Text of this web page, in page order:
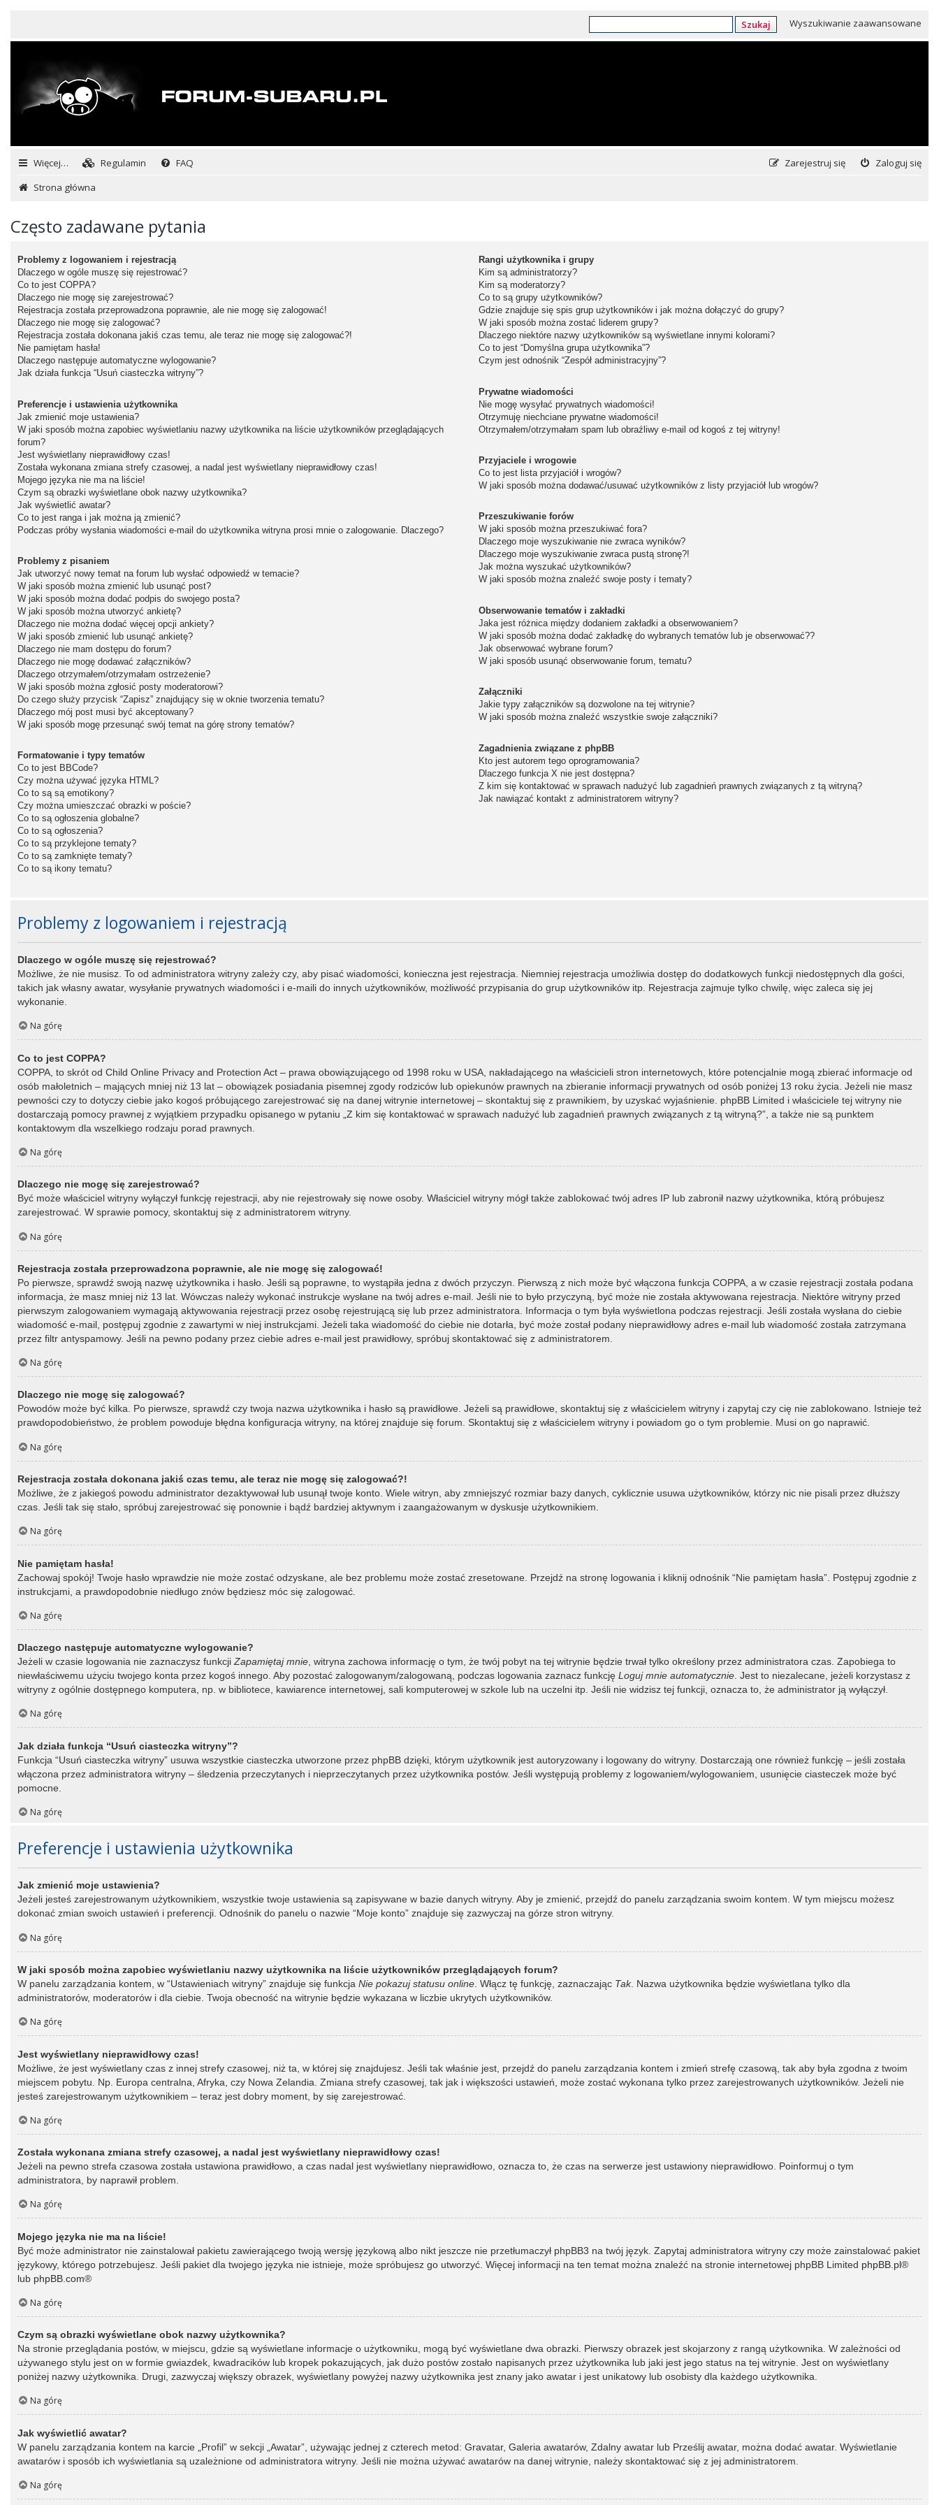
Szukaj Wyszukiwanie zaawansowane
Więcej… Regulamin FAQ Zaloguj się
Zarejestruj się
Strona główna
Często zadawane pytania
Problemy z logowaniem i rejestracją
Dlaczego w ogóle muszę się rejestrować?
Co to jest COPPA?
Dlaczego nie mogę się zarejestrować?
Rejestracja została przeprowadzona poprawnie, ale nie mogę się zalogować!
Dlaczego nie mogę się zalogować?
Rejestracja została dokonana jakiś czas temu, ale teraz nie mogę się zalogować?!
Nie pamiętam hasła!
Dlaczego następuje automatyczne wylogowanie?
Jak działa funkcja “Usuń ciasteczka witryny”?
Preferencje i ustawienia użytkownika
Jak zmienić moje ustawienia?
W jaki sposób można zapobiec wyświetlaniu nazwy użytkownika na liście użytkowników przeglądających
forum?
Jest wyświetlany nieprawidłowy czas!
Została wykonana zmiana strefy czasowej, a nadal jest wyświetlany nieprawidłowy czas!
Mojego języka nie ma na liście!
Czym są obrazki wyświetlane obok nazwy użytkownika?
Jak wyświetlić awatar?
Co to jest ranga i jak można ją zmienić?
Podczas próby wysłania wiadomości e-mail do użytkownika witryna prosi mnie o zalogowanie. Dlaczego?
Problemy z pisaniem
Jak utworzyć nowy temat na forum lub wysłać odpowiedź w temacie?
W jaki sposób można zmienić lub usunąć post?
W jaki sposób można dodać podpis do swojego posta?
W jaki sposób można utworzyć ankietę?
Dlaczego nie można dodać więcej opcji ankiety?
W jaki sposób zmienić lub usunąć ankietę?
Dlaczego nie mam dostępu do forum?
Dlaczego nie mogę dodawać załączników?
Dlaczego otrzymałem/otrzymałam ostrzeżenie?
W jaki sposób można zgłosić posty moderatorowi?
Do czego służy przycisk “Zapisz” znajdujący się w oknie tworzenia tematu?
Dlaczego mój post musi być akceptowany?
W jaki sposób mogę przesunąć swój temat na górę strony tematów?
Formatowanie i typy tematów
Co to jest BBCode?
Czy można używać języka HTML?
Co to są są emotikony?
Czy można umieszczać obrazki w poście?
Co to są ogłoszenia globalne?
Co to są ogłoszenia?
Co to są przyklejone tematy?
Co to są zamknięte tematy?
Co to są ikony tematu?
Rangi użytkownika i grupy
Kim są administratorzy?
Kim są moderatorzy?
Co to są grupy użytkowników?
Gdzie znajduje się spis grup użytkowników i jak można dołączyć do grupy?
W jaki sposób można zostać liderem grupy?
Dlaczego niektóre nazwy użytkowników są wyświetlane innymi kolorami?
Co to jest “Domyślna grupa użytkownika”?
Czym jest odnośnik “Zespół administracyjny”?
Prywatne wiadomości
Nie mogę wysyłać prywatnych wiadomości!
Otrzymuję niechciane prywatne wiadomości!
Otrzymałem/otrzymałam spam lub obraźliwy e-mail od kogoś z tej witryny!
Przyjaciele i wrogowie
Co to jest lista przyjaciół i wrogów?
W jaki sposób można dodawać/usuwać użytkowników z listy przyjaciół lub wrogów?
Przeszukiwanie forów
W jaki sposób można przeszukiwać fora?
Dlaczego moje wyszukiwanie nie zwraca wyników?
Dlaczego moje wyszukiwanie zwraca pustą stronę?!
Jak można wyszukać użytkowników?
W jaki sposób można znaleźć swoje posty i tematy?
Obserwowanie tematów i zakładki
Jaka jest różnica między dodaniem zakładki a obserwowaniem?
W jaki sposób można dodać zakładkę do wybranych tematów lub je obserwować??
Jak obserwować wybrane forum?
W jaki sposób usunąć obserwowanie forum, tematu?
Załączniki
Jakie typy załączników są dozwolone na tej witrynie?
W jaki sposób można znaleźć wszystkie swoje załączniki?
Zagadnienia związane z phpBB
Kto jest autorem tego oprogramowania?
Dlaczego funkcja X nie jest dostępna?
Z kim się kontaktować w sprawach nadużyć lub zagadnień prawnych związanych z tą witryną?
Jak nawiązać kontakt z administratorem witryny?
Problemy z logowaniem i rejestracją
Dlaczego w ogóle muszę się rejestrować?
Możliwe, że nie musisz. To od administratora witryny zależy czy, aby pisać wiadomości, konieczna jest rejestracja. Niemniej rejestracja umożliwia dostęp do dodatkowych funkcji niedostępnych dla gości,
takich jak własny awatar, wysyłanie prywatnych wiadomości i e-maili do innych użytkowników, możliwość przypisania do grup użytkowników itp. Rejestracja zajmuje tylko chwilę, więc zaleca się jej
wykonanie.
Na górę
Co to jest COPPA?
COPPA, to skrót od Child Online Privacy and Protection Act – prawa obowiązującego od 1998 roku w USA, nakładającego na właścicieli stron internetowych, które potencjalnie mogą zbierać informacje od
osób małoletnich – mających mniej niż 13 lat – obowiązek posiadania pisemnej zgody rodziców lub opiekunów prawnych na zbieranie informacji prywatnych od osób poniżej 13 roku życia. Jeżeli nie masz
pewności czy to dotyczy ciebie jako kogoś próbującego zarejestrować się na danej witrynie internetowej – skontaktuj się z prawnikiem, by uzyskać wyjaśnienie. phpBB Limited i właściciele tej witryny nie
dostarczają pomocy prawnej z wyjątkiem przypadku opisanego w pytaniu „Z kim się kontaktować w sprawach nadużyć lub zagadnień prawnych związanych z tą witryną?”, a także nie są punktem
kontaktowym dla wszelkiego rodzaju porad prawnych.
Na górę
Dlaczego nie mogę się zarejestrować?
Być może właściciel witryny wyłączył funkcję rejestracji, aby nie rejestrowały się nowe osoby. Właściciel witryny mógł także zablokować twój adres IP lub zabronił nazwy użytkownika, którą próbujesz
zarejestrować. W sprawie pomocy, skontaktuj się z administratorem witryny.
Na górę
Rejestracja została przeprowadzona poprawnie, ale nie mogę się zalogować!
Po pierwsze, sprawdź swoją nazwę użytkownika i hasło. Jeśli są poprawne, to wystąpiła jedna z dwóch przyczyn. Pierwszą z nich może być włączona funkcja COPPA, a w czasie rejestracji została podana
informacja, że masz mniej niż 13 lat. Wówczas należy wykonać instrukcje wysłane na twój adres e-mail. Jeśli nie to było przyczyną, być może nie została aktywowana rejestracja. Niektóre witryny przed
pierwszym zalogowaniem wymagają aktywowania rejestracji przez osobę rejestrującą się lub przez administratora. Informacja o tym była wyświetlona podczas rejestracji. Jeśli została wysłana do ciebie
wiadomość e-mail, postępuj zgodnie z zawartymi w niej instrukcjami. Jeżeli taka wiadomość do ciebie nie dotarła, być może został podany nieprawidłowy adres e-mail lub wiadomość została zatrzymana
przez filtr antyspamowy. Jeśli na pewno podany przez ciebie adres e-mail jest prawidłowy, spróbuj skontaktować się z administratorem.
Na górę
Dlaczego nie mogę się zalogować?
Powodów może być kilka. Po pierwsze, sprawdź czy twoja nazwa użytkownika i hasło są prawidłowe. Jeżeli są prawidłowe, skontaktuj się z właścicielem witryny i zapytaj czy cię nie zablokowano. Istnieje też
prawdopodobieństwo, że problem powoduje błędna konfiguracja witryny, na której znajduje się forum. Skontaktuj się z właścicielem witryny i powiadom go o tym problemie. Musi on go naprawić.
Na górę
Rejestracja została dokonana jakiś czas temu, ale teraz nie mogę się zalogować?!
Możliwe, że z jakiegoś powodu administrator dezaktywował lub usunął twoje konto. Wiele witryn, aby zmniejszyć rozmiar bazy danych, cyklicznie usuwa użytkowników, którzy nic nie pisali przez dłuższy
czas. Jeśli tak się stało, spróbuj zarejestrować się ponownie i bądź bardziej aktywnym i zaangażowanym w dyskusje użytkownikiem.
Na górę
Nie pamiętam hasła!
Zachowaj spokój! Twoje hasło wprawdzie nie może zostać odzyskane, ale bez problemu może zostać zresetowane. Przejdź na stronę logowania i kliknij odnośnik “Nie pamiętam hasła”. Postępuj zgodnie z
instrukcjami, a prawdopodobnie niedługo znów będziesz móc się zalogować.
Na górę
Dlaczego następuje automatyczne wylogowanie?
Jeżeli w czasie logowania nie zaznaczysz funkcjiZapamiętaj mnie, witryna zachowa informację o tym, że twój pobyt na tej witrynie będzie trwał tylko określony przez administratora czas. Zapobiega to
niewłaściwemu użyciu twojego konta przez kogoś innego. Aby pozostać zalogowanym/zalogowaną, podczas logowania zaznacz funkcję Loguj mnie automatycznie. Jest to niezalecane, jeżeli korzystasz z
witryny z ogólnie dostępnego komputera, np. w bibliotece, kawiarence internetowej, sali komputerowej w szkole lub na uczelni itp. Jeśli nie widzisz tej funkcji, oznacza to, że administrator ją wyłączył.
Na górę
Jak działa funkcja “Usuń ciasteczka witryny”?
Funkcja “Usuń ciasteczka witryny” usuwa wszystkie ciasteczka utworzone przez phpBB dzięki, którym użytkownik jest autoryzowany i logowany do witryny. Dostarczają one również funkcję – jeśli została
włączona przez administratora witryny – śledzenia przeczytanych i nieprzeczytanych przez użytkownika postów. Jeśli występują problemy z logowaniem/wylogowaniem, usunięcie ciasteczek może być
pomocne.
Na górę
Preferencje i ustawienia użytkownika
Jak zmienić moje ustawienia?
Jeżeli jesteś zarejestrowanym użytkownikiem, wszystkie twoje ustawienia są zapisywane w bazie danych witryny. Aby je zmienić, przejdź do panelu zarządzania swoim kontem. W tym miejscu możesz
dokonać zmian swoich ustawień i preferencji. Odnośnik do panelu o nazwie “Moje konto” znajduje się zazwyczaj na górze stron witryny.
Na górę
W jaki sposób można zapobiec wyświetlaniu nazwy użytkownika na liście użytkowników przeglądających forum?
W panelu zarządzania kontem, w “Ustawieniach witryny” znajduje się funkcja Nie pokazuj statusu online . Włącz tę funkcję, zaznaczając Tak. Nazwa użytkownika będzie wyświetlana tylko dla
administratorów, moderatorów i dla ciebie. Twoja obecność na witrynie będzie wykazana w liczbie ukrytych użytkowników.
Na górę
Jest wyświetlany nieprawidłowy czas!
Możliwe, że jest wyświetlany czas z innej strefy czasowej, niż ta, w której się znajdujesz. Jeśli tak właśnie jest, przejdź do panelu zarządzania kontem i zmień strefę czasową, tak aby była zgodna z twoim
miejscem pobytu. Np. Europa centralna, Afryka, czy Nowa Zelandia. Zmiana strefy czasowej, tak jak i większości ustawień, może zostać wykonana tylko przez zarejestrowanych użytkowników. Jeżeli nie
jesteś zarejestrowanym użytkownikiem – teraz jest dobry moment, by się zarejestrować.
Na górę
Została wykonana zmiana strefy czasowej, a nadal jest wyświetlany nieprawidłowy czas!
Jeżeli na pewno strefa czasowa została ustawiona prawidłowo, a czas nadal jest wyświetlany nieprawidłowo, oznacza to, że czas na serwerze jest ustawiony nieprawidłowo. Poinformuj o tym
administratora, by naprawił problem.
Na górę
Mojego języka nie ma na liście!
Być może administrator nie zainstalował pakietu zawierającego twoją wersję językową albo nikt jeszcze nie przetłumaczył phpBB3 na twój język. Zapytaj administratora witryny czy może zainstalować pakiet
językowy, którego potrzebujesz. Jeśli pakiet dla twojego języka nie istnieje, może spróbujesz go utworzyć. Więcej informacji na ten temat można znaleźć na stronie internetowej phpBB Limited phpBB.pl®
lub phpBB.com®
Na górę
Czym są obrazki wyświetlane obok nazwy użytkownika?
Na stronie przeglądania postów, w miejscu, gdzie są wyświetlane informacje o użytkowniku, mogą być wyświetlane dwa obrazki. Pierwszy obrazek jest skojarzony z rangą użytkownika. W zależności od
używanego stylu jest on w formie gwiazdek, kwadracików lub kropek pokazujących, jak dużo postów zostało napisanych przez użytkownika lub jaki jest jego status na tej witrynie. Jest on wyświetlany
poniżej nazwy użytkownika. Drugi, zazwyczaj większy obrazek, wyświetlany powyżej nazwy użytkownika jest znany jako awatar i jest unikatowy lub osobisty dla każdego użytkownika.
Na górę
Jak wyświetlić awatar?
W panelu zarządzania kontem na karcie „Profil” w sekcji „Awatar”, używając jednej z czterech metod: Gravatar, Galeria awatarów, Zdalny awatar lub Prześlij awatar, można dodać awatar. Wyświetlanie
awatarów i sposób ich wyświetlania są uzależnione od administratora witryny. Jeśli nie można używać awatarów na danej witrynie, należy skontaktować się z jej administratorem.
Na górę